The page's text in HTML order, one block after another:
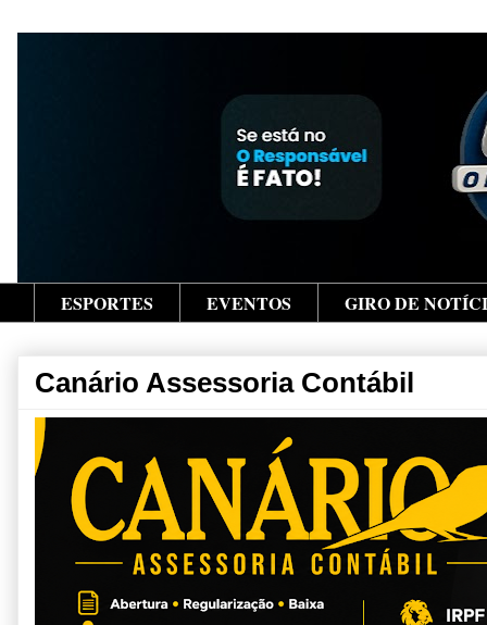
ESPORTES EVENTOS GIRO DE
Canário Assessoria Contábil